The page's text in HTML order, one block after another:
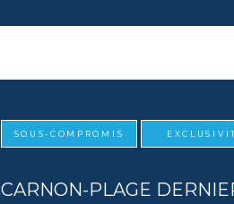
SOUS-COMPROMIS
CARNON-PLAGE